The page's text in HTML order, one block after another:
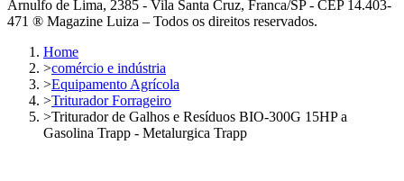
Arnulfo de Lima, 2385 - Vila Santa Cruz, Franca/SP - CEP 14.403-
471 ® Magazine Luiza – Todos os direitos reservados.
Home
>comércio e indústria
>Equipamento Agrícola
>Triturador Forrageiro
>Triturador de Galhos e Resíduos BIO-300G 15HP a
Gasolina Trapp - Metalurgica Trapp